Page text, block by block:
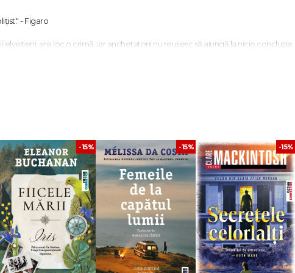
- Figaro
are loc o crimă, iar anchetatorii nu reușesc să ajungă la nicio concluzie.
și gelozii, într-o Elveție care nu este chiar atât de liniștită cum pare.
care înflorește peste tot. O malițiozitate subliminală aruncă sclipiri asupra
Parisien
de la primele rânduri. Pe parcursul anchetei bogate în lovituri de teatru, aștepți
ales, motivele." – Cosmopolitan
Les Derniers Jours de nos pères, a primit Premiul scriitorilor din Geneva în 2010. În
a obținut numeroase premii, inclusiv Marele Premiu pentru roman al Academiei
unui serial de televiziune.
-15% -15% -15%